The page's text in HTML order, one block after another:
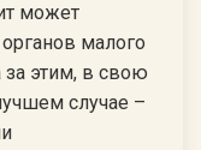
может
малого
за этим, в свою
случае –